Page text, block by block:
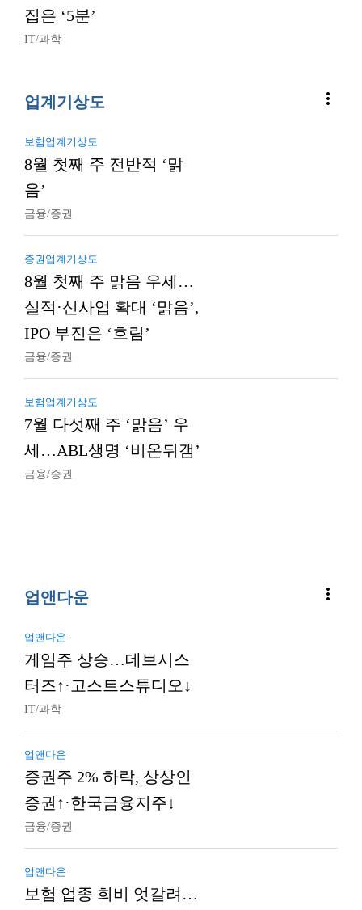
집은 ‘5분’
IT/과학
업계기상도 more_vert
보험업계기상도
8월 첫째 주 전반적 ‘맑
음’
금융/증권
증권업계기상도
8월 첫째 주 맑음 우세…
실적·신사업 확대 ‘맑음’,
IPO 부진은 ‘흐림’
금융/증권
보험업계기상도
7월 다섯째 주 ‘맑음’ 우
세…ABL생명 ‘비온뒤갬’
금융/증권
업앤다운 more_vert
업앤다운
게임주 상승…데브시스
터즈↑·고스트스튜디오↓
IT/과학
업앤다운
증권주 2% 하락, 상상인
증권↑·한국금융지주↓
금융/증권
업앤다운
보험 업종 희비 엇갈려…